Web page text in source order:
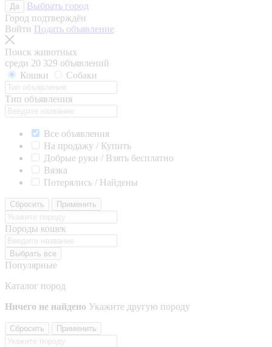
Да
Выбрать город
Город подтверждён
Войти Подать объявление
Поиск животных
среди 20 329 объявлений
Кошки
Собаки
Тип объявления
Все объявления
На продажу / Купить
Добрые руки / Взять бесплатно
Вязка
Потерялись / Найдены
Сбросить Применить
Породы кошек
Выбрать все
Популярные
Каталог пород
Ничего не найдено Укажите другую породу
Сбросить Применить